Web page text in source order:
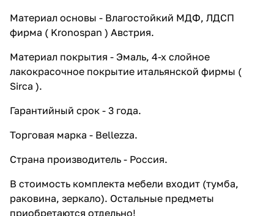
Материал основы - Влагостойкий МДФ, ЛДСП
фирма ( Kronospan ) Австрия.
Материал покрытия - Эмаль, 4-х слойное
лакокрасочное покрытие итальянской фирмы (
Sirca ).
Гарантийный срок - 3 года.
Торговая марка - Bellezza.
Страна производитель - Россия.
В стоимость комплекта мебели входит (тумба,
раковина, зеркало). Остальные предметы
приобретаются отдельно!